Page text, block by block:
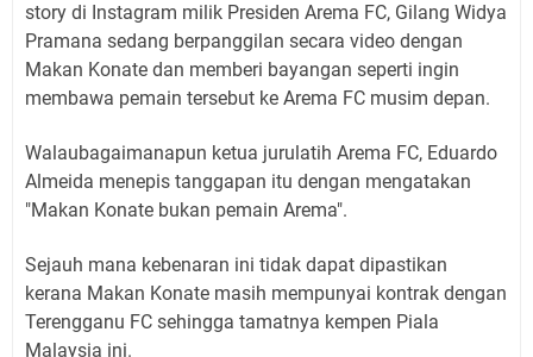
story di Instagram milik Presiden Arema FC, Gilang Widya
Pramana sedang berpanggilan secara video dengan
Makan Konate dan memberi bayangan seperti ingin
membawa pemain tersebut ke Arema FC musim depan.
Walaubagaimanapun ketua jurulatih Arema FC, Eduardo
Almeida menepis tanggapan itu dengan mengatakan
"Makan Konate bukan pemain Arema".
Sejauh mana kebenaran ini tidak dapat dipastikan
kerana Makan Konate masih mempunyai kontrak dengan
Terengganu FC sehingga tamatnya kempen Piala
Malaysia ini.